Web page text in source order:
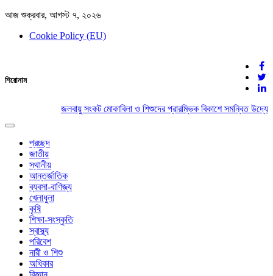
আজ শুক্রবার, আগস্ট ৭, ২০২৬
Cookie Policy (EU)
দেশের খবর
যুক্ত থাকুন দেশের সঙ্গে
শিরোনাম
জলবায়ু সংকট মোকাবিলা ও শিশুদের প্রারম্ভিক বিকাশে সমন্বিত
Toggle
navigation
প্রচ্ছদ
জাতীয়
স্থানীয়
আন্তর্জাতিক
ব্যবসা-বাণিজ্য
খেলাধুলা
কৃষি
শিক্ষা-সংস্কৃতি
স্বাস্থ্য
পরিবেশ
নারী ও শিশু
অধিকার